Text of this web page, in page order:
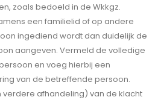
zoals bedoeld in de Wkkgz.
een familielid of op andere
ingediend wordt dan duidelijk de
aangeven. Vermeld de volledige
en voeg hierbij een
van de betreffende persoon.
verdere afhandeling) van de klacht